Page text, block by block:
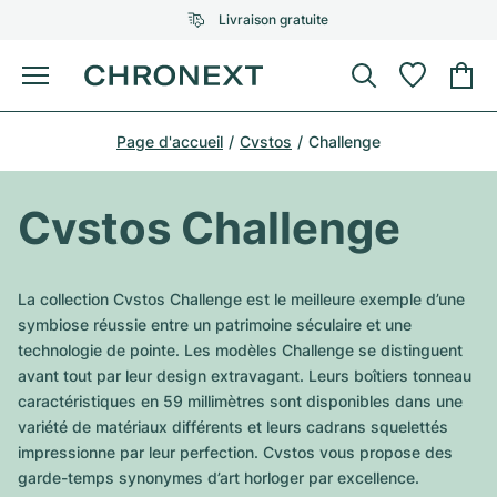
Livraison gratuite
Menu
Acheter une montre
UNE SÉLECTION D'EXCEPTION
Tous les modèles Rolex
Modèles les plus vendus
Air-King
Omega
Tous les modèles Omega
Modèles les plus vendus
Patek Philippe
Tous les modèles Patek Philippe
Modèles les plus vendus
Audemars Piguet
Tous les modèles Audemars Piguet
Cartier
Breitling
Montres d'occasion
Bijoux
UNE SÉLECTION D'EXCEPTION
Tiffany
Louis Vuitton
Gebauer & Gebauer
Van Cleef & Arpels
Bvlgari
Nouveautés
Sale
Page d'accueil Cvstos Challenge
Cvstos Challenge
La collection Cvstos Challenge est le meilleure exemple d’une
symbiose réussie entre un patrimoine séculaire et une
technologie de pointe. Les modèles Challenge se distinguent
avant tout par leur design extravagant. Leurs boîtiers tonneau
caractéristiques en 59 millimètres sont disponibles dans une
variété de matériaux différents et leurs cadrans squelettés
impressionne par leur perfection. Cvstos vous propose des
garde-temps synonymes d’art horloger par excellence.